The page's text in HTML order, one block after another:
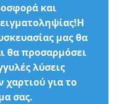
και
μας θα
θα προσαρμόσει
λύσεις
για το
σας.